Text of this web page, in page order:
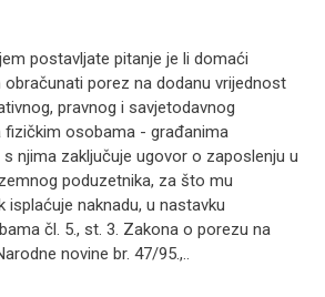
postavljate pitanje je li domaći
porez na dodanu vrijednost
pravnog i savjetodavnog
fizičkim osobama - građanima
s njima zaključuje ugovor o zaposlenju u
poduzetnika, za što mu
isplaćuje naknadu, u nastavku
čl. 5., st. 3. Zakona o porezu na
novine br. 47/95.,..